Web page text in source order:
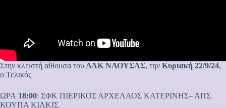
Στην κλειστή αίθουσα του ΔΑΚ ΝΑΟΥΣΑΣ, την Κυριακή 22/9/24,
ο Τελικός
ΩΡΑ 18:00: ΣΦΚ ΠΙΕΡΙΚΟΣ ΑΡΧΕΛΑΟΣ ΚΑΤΕΡΙΝΗΣ– ΑΠΣ
ΚΟΥΠΑ ΚΙΛΚΙΣ